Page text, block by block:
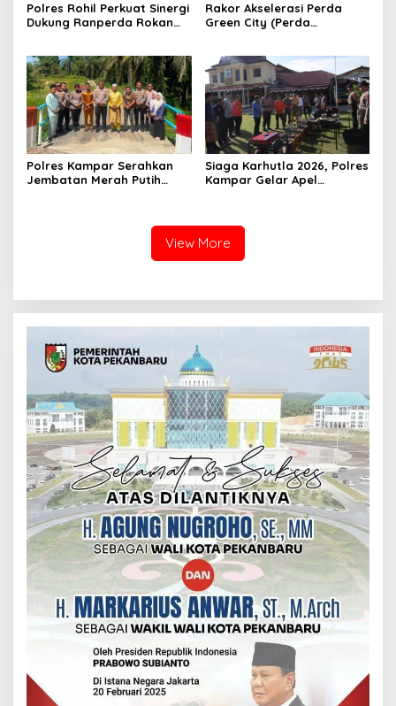
Polres Rohil Perkuat Sinergi
Dukung Ranperda Rokan
Rakor Akselerasi Perda
Green City (Perda
Lingkungan Hidup Kota
Pekanbaru dan Tim Pakar
Polres Kampar Serahkan
Jembatan Merah Putih
Siaga Karhutla 2026, Polres
Kampar Gelar Apel
View More